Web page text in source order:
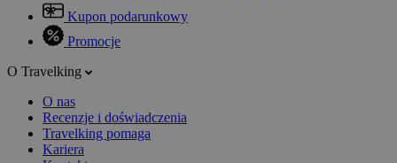
Kupon podarunkowy
Promocje
O Travelking
O nas
Recenzje i doświadczenia
Travelking pomaga
Kariera